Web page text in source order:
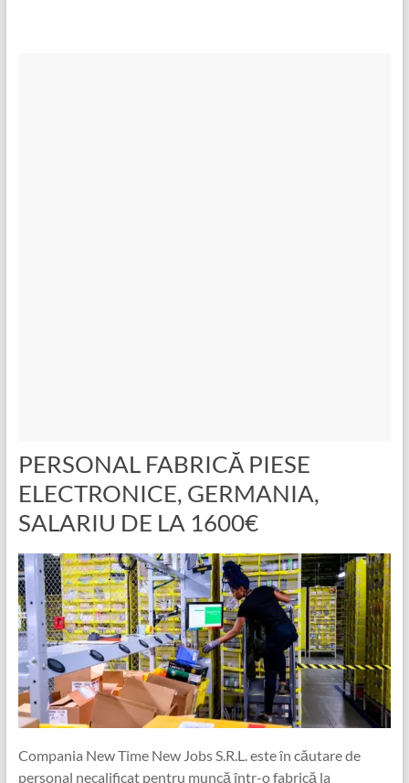
PERSONAL FABRICĂ PIESE
ELECTRONICE, GERMANIA,
SALARIU DE LA 1600€
Compania New Time New Jobs S.R.L. este în căutare de
personal necalificat pentru muncă într-o fabrică la